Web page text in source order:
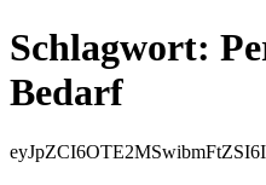
Schlagwort:
Bedarf